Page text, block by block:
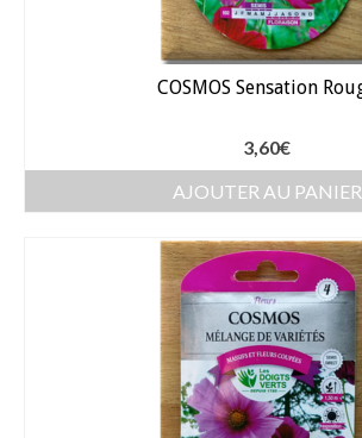
COSMOS Sensation
3,60€
AJOUTER AU PANIER